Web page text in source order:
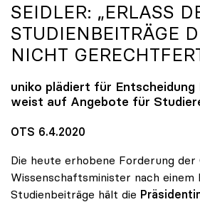
SEIDLER: „ERLASS
STUDIENBEITRÄGE
NICHT
uniko plädiert für Entscheidung
weist auf Angebote für
OTS 6.4.2020
Die heute erhobene Forderung der
Wissenschaftsminister nach einem
Studienbeiträge hält die